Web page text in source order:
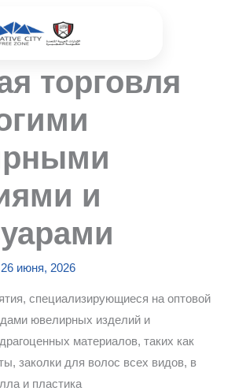
торговля
и
26 июня, 2026
специализирующиеся на оптовой
ювелирных изделий и
материалов, таких как
заколки для волос всех видов, в
и пластика